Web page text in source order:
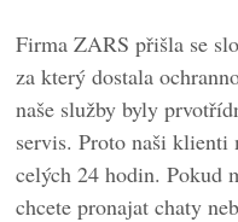
Firma ZARS přišla se
za který dostala
naše služby byly
servis. Proto naši klienti
celých 24 hodin. Pokud
chcete pronajat chaty